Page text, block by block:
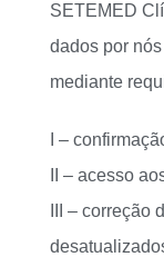
SETEMED
dados por
mediante
I –
II – acesso
III –